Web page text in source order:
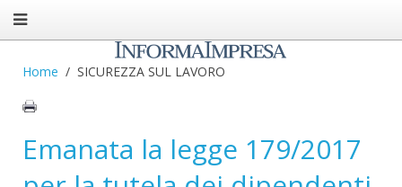
Home SICUREZZA SUL LAVORO
Emanata la legge 179/2017